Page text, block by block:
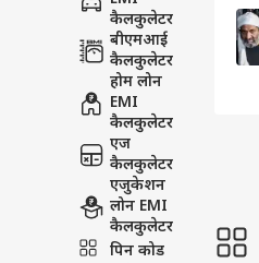
कैलकुलेटर
बीएमआई
कैलकुलेटर
होम लोन
EMI
कैलकुलेटर
एज
कैलकुलेटर
एजुकेशन
लोन EMI
कैलकुलेटर
पिन कोड